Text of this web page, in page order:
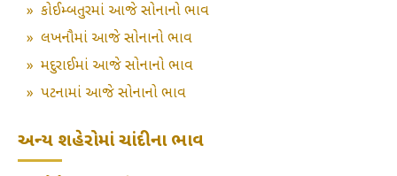
» કોઈમ્બતુરમાં આજે સોનાનો ભાવ
» લખનૌમાં આજે સોનાનો ભાવ
» મદુરાઈમાં આજે સોનાનો ભાવ
» પટનામાં આજે સોનાનો ભાવ
અન્ય શહેરોમાં ચાંદીના ભાવ